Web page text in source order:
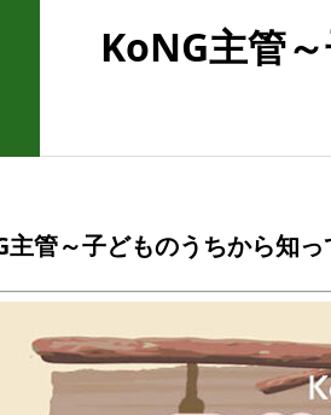
KoNG主管
主管～子どものうちから知